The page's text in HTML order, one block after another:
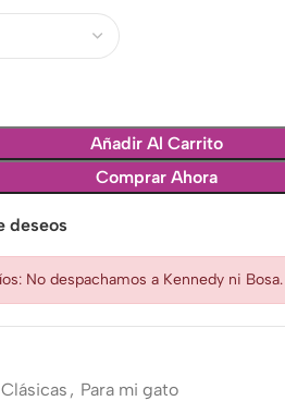
Añadir Al Carrito
Comprar Ahora
deseos
No despachamos a Kennedy ni Bosa.
Clásicas , Para mi gato